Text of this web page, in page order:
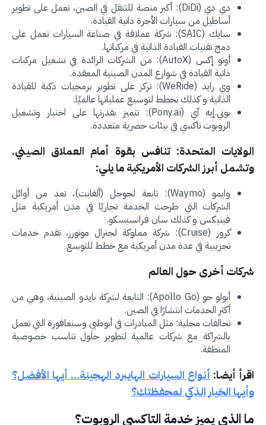
دي دي (DiDi): أكبر منصة للتنقل في الصين، تعمل على تطوير
أساطيل من سيارات الأجرة ذاتية القيادة.
سايك (SAIC): شركة عملاقة في صناعة السيارات تعمل على
دمج تقنيات القيادة الذاتية في مركباتها.
أوتو إكس (AutoX): من الشركات الرائدة في تشغيل مركبات
ذاتية القيادة في شوارع المدن الصينية المعقدة.
وي رايد (WeRide): تركز على تطوير برمجيات ذكية للقيادة
الذاتية و كذلك تخطط لتوسيع عملياتها عالميًا.
بوني.إيه آي (Pony.ai): تتميز بقدرتها على اختبار وتشغيل
الروبوت تاكسي في بيئات حضرية متعددة.
المتحدة: تنافس بقوة أمام العملاق الصيني.
أبرز الشركات الأمريكية ما يلي:
وايمو (Waymo): تابعة لجوجل (ألفابت)، تعد من أوائل
الشركات التي طرحت الخدمة تجاريًا في مدن أمريكية مثل
فينيكس و كذلك سان فرانسيسكو.
كروز (Cruise): شركة مملوكة لجنرال موتورز، تقدم خدمات
تجريبية في عدة مدن أمريكية مع خطط للتوسع.
أخرى حول العالم
أبولو جو (Apollo Go): التابعة لشركة بايدو الصينية، وهي من
أكثر الخدمات انتشارًا في الصين.
تحالفات محلية: مثل المبادرات في أبوظبي وسنغافورة التي تعمل
بالشراكة مع شركات عالمية لتطوير حلول تناسب خصوصية
المنطقة.
أيضا:أنواع السيارات الهايبرد الهجينة… أيها الأفضل؟
الخيار الذكي لمحفظتك؟
الذي يميز خدمة التاكسي الروبوت؟